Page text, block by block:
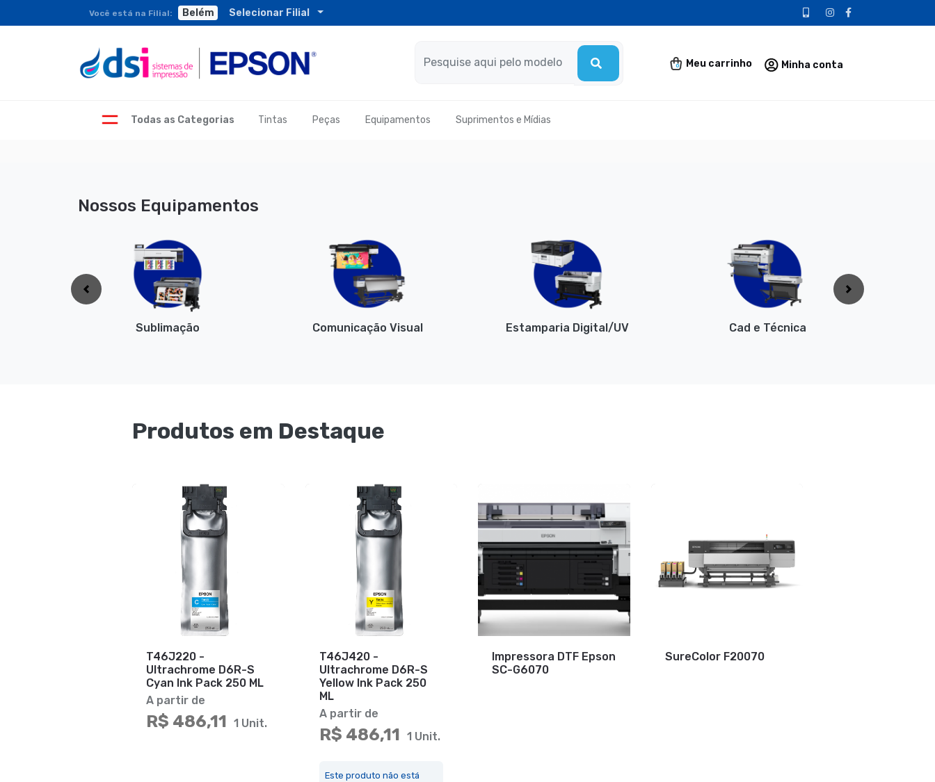
Você está na Filial: Belém Selecionar Filial
0
Todas as Categorias Tintas Peças Equipamentos Suprimentos e Mídias
Nossos Equipamentos
Sublimação Comunicação Visual Estamparia Digital/UV Cad e Técnica
Anterior Próximo
Produtos em Destaque
T46J220 -
Ultrachrome D6R-S
Cyan Ink Pack 250 ML
A partir de
R$ 486,11 1 Unit.
T46J420 -
Ultrachrome D6R-S
Yellow Ink Pack 250
ML
A partir de
R$ 486,11 1 Unit.
Este produto não está
Impressora DTF Epson
SC-G6070
SureColor F20070